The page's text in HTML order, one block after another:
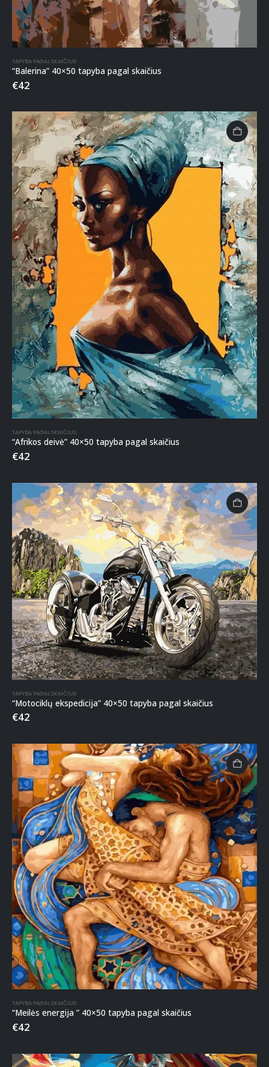
TAPYBA PAGAL SKAIČIUS
“Balerina” 40×50 tapyba pagal skaičius
€42
TAPYBA PAGAL SKAIČIUS
“Afrikos deivė” 40×50 tapyba pagal skaičius
€42
TAPYBA PAGAL SKAIČIUS
“Motociklų ekspedicija” 40×50 tapyba pagal skaičius
€42
TAPYBA PAGAL SKAIČIUS
“Meilės energija ” 40×50 tapyba pagal skaičius
€42